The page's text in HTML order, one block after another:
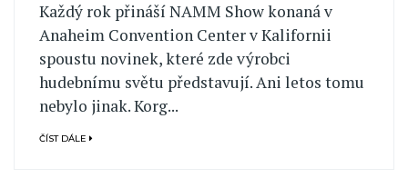
Každý rok přináší NAMM Show konaná v
Anaheim Convention Center v Kalifornii
spoustu novinek, které zde výrobci
hudebnímu světu představují. Ani letos tomu
nebylo jinak. Korg...
ČÍST DÁLE